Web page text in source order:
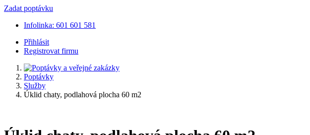
Zadat poptávku
Infolinka: 601 601 581
Přihlásit
Registrovat firmu
Poptávky
Služby
Úklid chaty, podlahová plocha 60 m2